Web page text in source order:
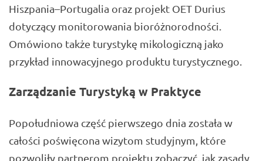
Hiszpania–Portugalia oraz projekt OET Durius
dotyczący monitorowania bioróżnorodności.
Omówiono także turystykę mikologiczną jako
przykład innowacyjnego produktu turystycznego.
Zarządzanie Turystyką w Praktyce
Popołudniowa część pierwszego dnia została w
całości poświęcona wizytom studyjnym, które
pozwoliły partnerom projektu zobaczyć, jak zasady